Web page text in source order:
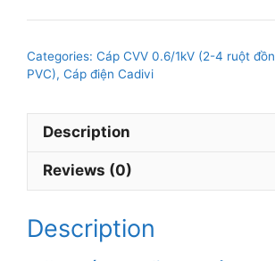
Cadivi
3x240mm2,
quantity
Categories: Cáp CVV 0.6/1kV (2-4 ruột
PVC), Cáp điện Cadivi
Description
Reviews (0)
Description